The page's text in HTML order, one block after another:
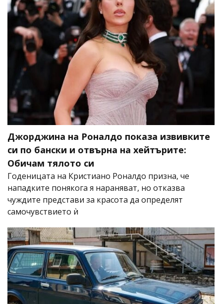
Джорджина на Роналдо показа извивките
си по бански и отвърна на хейтърите:
Обичам тялото си
Годеницата на Кристиано Роналдо призна, че
нападките понякога я нараняват, но отказва
чуждите представи за красота да определят
самочувствието ѝ